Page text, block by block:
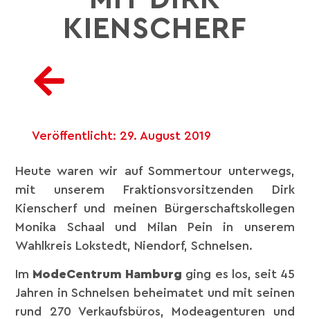
KIENSCHERF
Veröffentlicht: 29. August 2019
Heute waren wir auf Sommertour unterwegs,
mit unserem Fraktionsvorsitzenden Dirk
Kienscherf​ und meinen Bürgerschaftskollegen
Monika Schaal​ und Milan Pein​ in unserem
Wahlkreis Lokstedt, Niendorf, Schnelsen.
Im ModeCentrum Hamburg​ ging es los, seit 45
Jahren in Schnelsen beheimatet und mit seinen
rund 270 Verkaufsbüros, Modeagenturen und